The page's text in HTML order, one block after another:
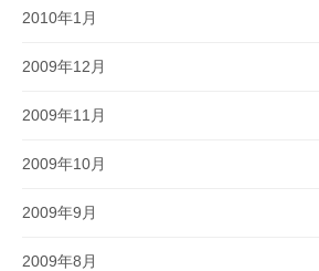
2010年1月
2009年12月
2009年11月
2009年10月
2009年9月
2009年8月